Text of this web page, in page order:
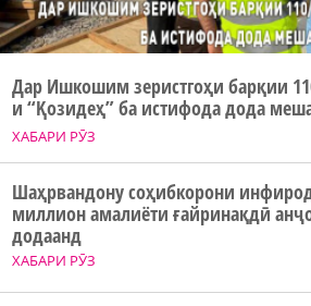
ХАБАРИ РӮЗ
Дар Ишкошим зеристгоҳи барқии
и “Қозидеҳ” ба истифода дода
ХАБАРИ РӮЗ
Шаҳрвандону соҳибкорони
миллион амалиёти ғайринақдӣ
додаанд